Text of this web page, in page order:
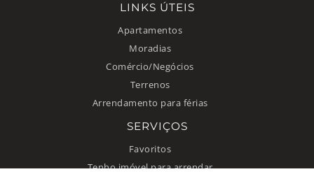
LINKS ÚTEIS
Apartamentos
Moradias
Comércio/Negócios
Terrenos
Arrendamento para férias
SERVIÇOS
Favoritos
Tenho imóvel para arrendar